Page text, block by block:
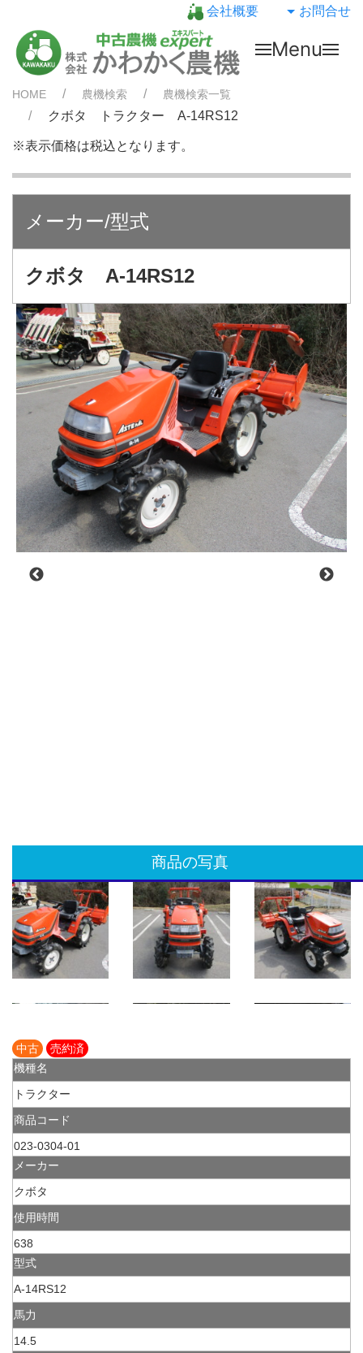
会社概要 お問合せ
Menu
HOME 農機検索 農機検索一覧
クボタ トラクター A-14RS12
※表示価格は税込となります。
メーカー/型式
クボタ A-14RS12
商品の写真
中古
売約済
機種名
トラクター
商品コード
023-0304-01
メーカー
クボタ
使用時間
638
型式
A-14RS12
馬力
14.5